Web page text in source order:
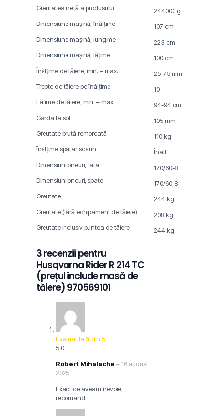
Greutatea netă a produsului
244000 g
Dimensiune mașină, înălțime
107 cm
Dimensiune mașină, lungime
223 cm
Dimensiune mașină, lățime
100 cm
Înălţime de tăiere, min. – max.
25-75 mm
Trepte de tăiere pe înălţime
10
Lăţime de tăiere, min. – max.
94-94 cm
Garda la sol
105 mm
Greutate brută remorcată
110 kg
Înălțime spătar scaun
Înalt
Dimensiuni pneuri, fata
170/60-8
Dimensiuni pneuri, spate
170/60-8
Greutate
244 kg
Greutate (fără echipament de tăiere)
208 kg
Greutate inclusiv puntea de tăiere
244 kg
3 recenzii pentru
Husqvarna Rider R 214 TC
(prețul include masă de
tăiere) 970569101
Evaluat la 5 din 5
5.0
Robert Mihalache –16 august
2025
Exact ce aveam nevoie,
recomand.